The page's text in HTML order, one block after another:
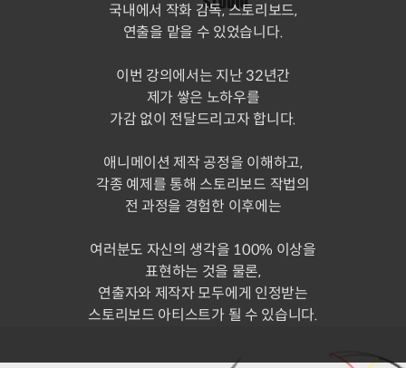
국내에서 작화 감독, 스토리보드,
연출을 맡을 수 있었습니다.
이번 강의에서는 지난 32년간
제가 쌓은 노하우를
가감 없이 전달드리고자 합니다.
애니메이션 제작 공정을 이해하고,
각종 예제를 통해 스토리보드 작법의
전 과정을 경험한 이후에는
여러분도 자신의 생각을 100% 이상을
표현하는 것을 물론,
연출자와 제작자 모두에게 인정받는
스토리보드 아티스트가 될 수 있습니다.